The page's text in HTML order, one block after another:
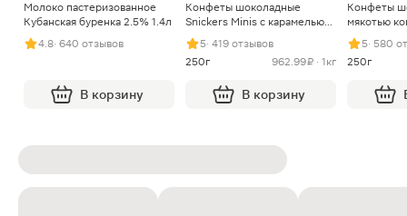
Молоко пастеризованное
Кубанская буренка 2.5% 1.4л
4.8· 640 отзывов
В корзину
Конфеты шоколадные
Snickers Minis с карамелью
арахисом и нугой
5· 419 отзывов
250г
962.99 ₽ · 1кг
В корзину
Конфеты
мякотью
5· 580
250г